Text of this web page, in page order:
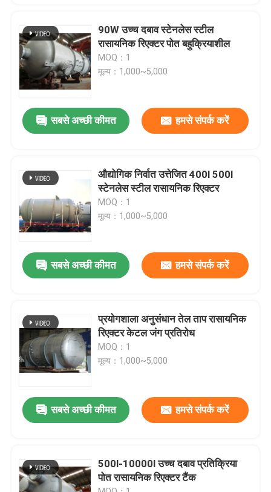
उत्पाद
वीडियो
हमारे बारे में
गुणवत्ता नियंत्रण
हमसे संपर्क करें
समाचार
AAC आटोक्लेव
90W उच्च दबाव स्टेनलेस स्टील
रासायनिक रिएक्टर पोत बहुक्रियाशील
MOQ：1
मूल्य：1,000~5,000
सबसे अच्छी कीमत हमसे संपर्क करें
औद्योगिक निर्वात उत्तेजित 400l 500l
स्टेनलेस स्टील रासायनिक रिएक्टर
MOQ：1
मूल्य：1,000~5,000
सबसे अच्छी कीमत हमसे संपर्क करें
प्रयोगशाला अनुसंधान तेल ताप रासायनिक
रिएक्टर केटल जंग प्रतिरोध
MOQ：1
मूल्य：1,000~5,000
सबसे अच्छी कीमत हमसे संपर्क करें
500l-10000l उच्च दबाव प्रतिक्रिया
पोत रासायनिक रिएक्टर टैंक